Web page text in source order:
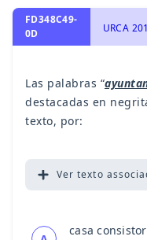
FD348C49-
0D
Las palabras “
destacadas en
texto, por:
Ver texto
casa